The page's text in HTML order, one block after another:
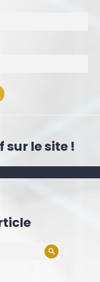
sur le site !
Rechercher